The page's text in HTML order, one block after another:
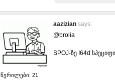
წერილები: 21
aazizian says:
@brolia
SPOJ-ზე I64d